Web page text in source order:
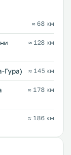
≈ 68 км
≈ 128 км
Гура) ≈ 145 км
≈ 178 км
≈ 186 км